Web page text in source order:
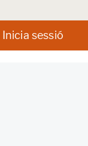
Inicia sessió